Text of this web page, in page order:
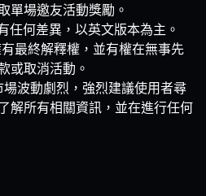
單場邀友活動獎勵。
任何差異，以英文版本為主。
最終解釋權，並有權在無事先
或取消活動。
波動劇烈，強烈建議使用者尋
解所有相關資訊，並在進行任何